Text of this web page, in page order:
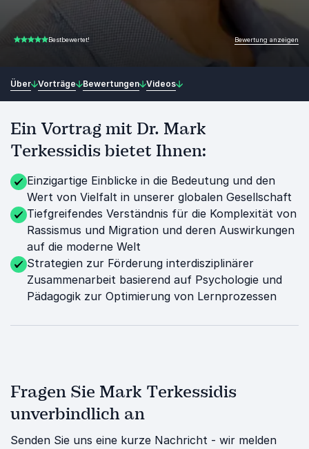
5.00 von 5 Bestbewertet! Bewertung anzeigen
Über Vorträge Bewertungen Videos
Ein Vortrag mit Dr. Mark
Terkessidis bietet Ihnen:
Einzigartige Einblicke in die Bedeutung und den
Wert von Vielfalt in unserer globalen Gesellschaft
Tiefgreifendes Verständnis für die Komplexität von
Rassismus und Migration und deren Auswirkungen
auf die moderne Welt
Strategien zur Förderung interdisziplinärer
Zusammenarbeit basierend auf Psychologie und
Pädagogik zur Optimierung von Lernprozessen
Fragen Sie Mark Terkessidis
unverbindlich an
Senden Sie uns eine kurze Nachricht - wir melden